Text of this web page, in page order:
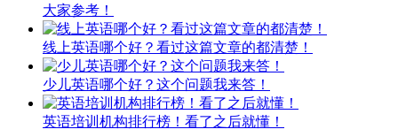
大家参考！
线上英语哪个好？看过这篇文章的都清楚！
少儿英语哪个好？这个问题我来答！
英语培训机构排行榜！看了之后就懂！